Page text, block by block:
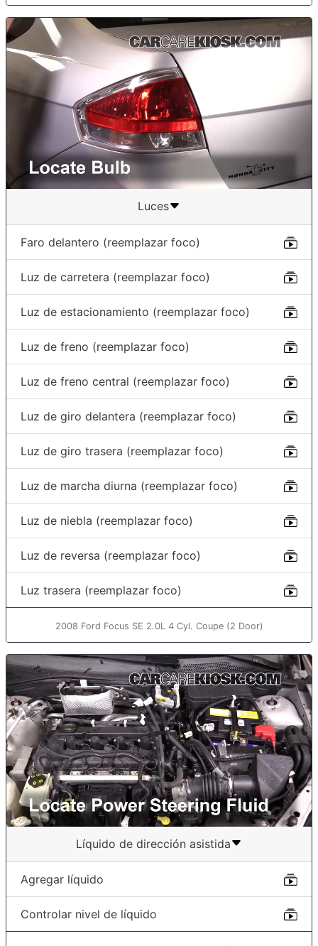
Luces
Faro delantero (reemplazar foco)
Luz de carretera (reemplazar foco)
Luz de estacionamiento (reemplazar foco)
Luz de freno (reemplazar foco)
Luz de freno central (reemplazar foco)
Luz de giro delantera (reemplazar foco)
Luz de giro trasera (reemplazar foco)
Luz de marcha diurna (reemplazar foco)
Luz de niebla (reemplazar foco)
Luz de reversa (reemplazar foco)
Luz trasera (reemplazar foco)
2008 Ford Focus SE 2.0L 4 Cyl. Coupe (2 Door)
Líquido de dirección asistida
Agregar líquido
Controlar nivel de líquido